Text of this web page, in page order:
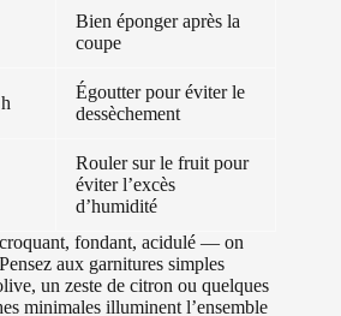
Bien éponger après la
coupe
Égoutter pour éviter le
dessèchement
Rouler sur le fruit pour
éviter l’excès
d’humidité
fondant, acidulé — on
aux garnitures simples
un zeste de citron ou quelques
minimales illuminent l’ensemble